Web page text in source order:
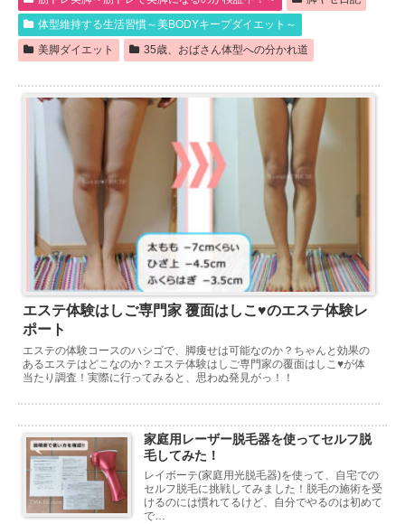
体型維持する生活習慣～美BODYキープダイエット～
美脚ダイエット
35歳、おばさん体型への分かれ道
エステ体験はしご専門家 覆面はしこ♥のエステ体験レ
ポート
エステの体験コースのハシゴで、脚痩せは可能なのか？ちゃんと効果の
あるエステはどこなのか？エステ体験はしご専門家の覆面はしこ♥が体
当たり調査！実際に行ってみると、思わぬ発見がっ！！
家庭用レーザー脱毛器を使ってセルフ脱
毛してみた！
レイボーテ(家庭用光脱毛器)を使って、自宅での
セルフ脱毛に挑戦してみました！脱毛の施術を受
けるのには慣れてるけど、自分でやるのは初めて
で…